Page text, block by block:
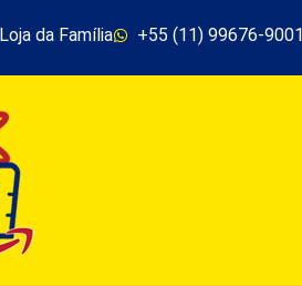
da Família +55 (11) 99676-9001